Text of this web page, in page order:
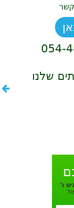
קשר
054-
שלנו
ג'